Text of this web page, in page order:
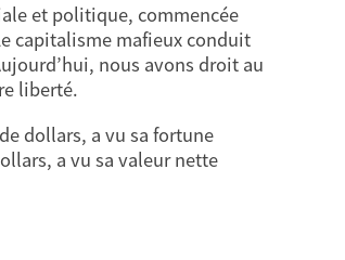
et politique, commencée
capitalisme mafieux conduit
nous avons droit au
liberté.
dollars, a vu sa fortune
a vu sa valeur nette